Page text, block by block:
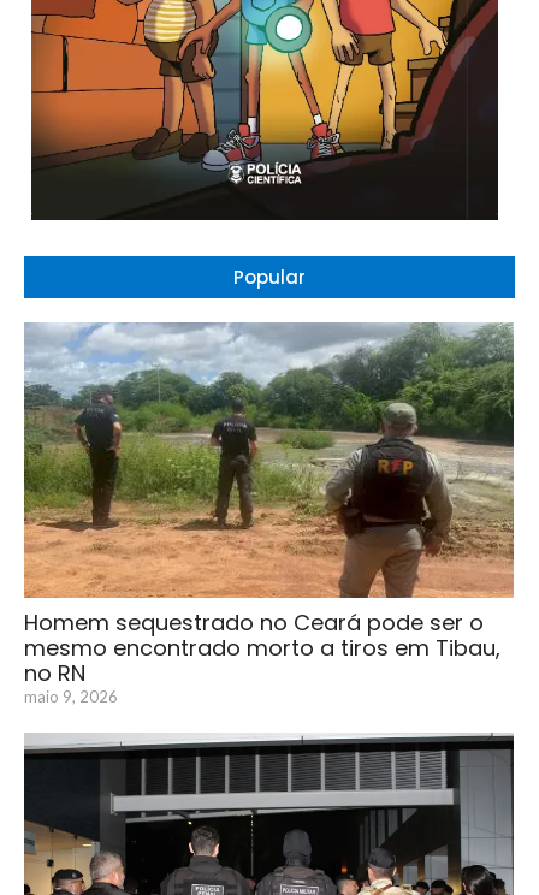
Popular
Homem sequestrado no Ceará pode ser o
mesmo encontrado morto a tiros em Tibau,
no RN
maio 9, 2026